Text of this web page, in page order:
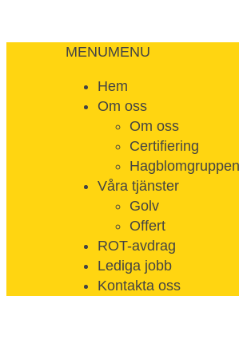
MENUMENU
Hem
Om oss
Om oss
Certifiering
Hagblomgruppen
Våra tjänster
Golv
Offert
ROT-avdrag
Lediga jobb
Kontakta oss